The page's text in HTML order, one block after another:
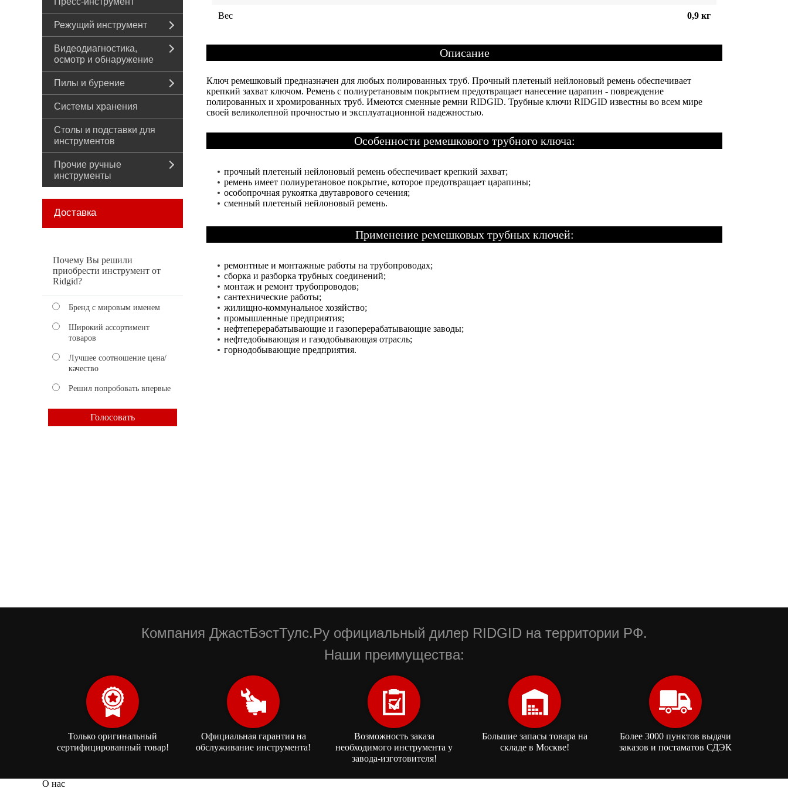
Режущий инструмент
Видеодиагностика,
осмотр и обнаружение
Пилы и бурение
Системы хранения
Столы и подставки для
инструментов
Прочие ручные
инструменты
Доставка
Почему Вы решили
приобрести инструмент от
Ridgid?
Бренд с мировым именем
Широкий ассортимент
товаров
Лучшее соотношение цена/
качество
Решил попробовать впервые
Вес 0,9 кг
Описание
Ключ ремешковый предназначен для любых полированных труб. Прочный плетеный нейлоновый ремень обеспечивает
крепкий захват ключом. Ремень с полиуретановым покрытием предотвращает нанесение царапин - повреждение
полированных и хромированных труб. Имеются сменные ремни RIDGID. Трубные ключи RIDGID известны во всем мире
своей великолепной прочностью и эксплуатационной надежностью.
Особенности ремешкового трубного ключа:
прочный плетеный нейлоновый ремень обеспечивает крепкий захват;
ремень имеет полиуретановое покрытие, которое предотвращает царапины;
особопрочная рукоятка двутаврового сечения;
сменный плетеный нейлоновый ремень.
Применение ремешковых трубных ключей:
ремонтные и монтажные работы на трубопроводах;
сборка и разборка трубных соединений;
монтаж и ремонт трубопроводов;
сантехнические работы;
жилищно-коммунальное хозяйство;
промышленные предприятия;
нефтеперерабатывающие и газоперерабатывающие заводы;
нефтедобывающая и газодобывающая отрасль;
горнодобывающие предприятия.
Компания ДжастБэстТулс.Ру официальный дилер RIDGID на территории РФ.
Наши преимущества:
Только оригинальный
сертифицированный товар!
Официальная гарантия на
обслуживание инструмента!
Возможность заказа
необходимого инструмента у
завода-изготовителя!
Большие запасы товара на
складе в Москве!
Более 3000 пунктов выдачи
заказов и постаматов СДЭК
О нас